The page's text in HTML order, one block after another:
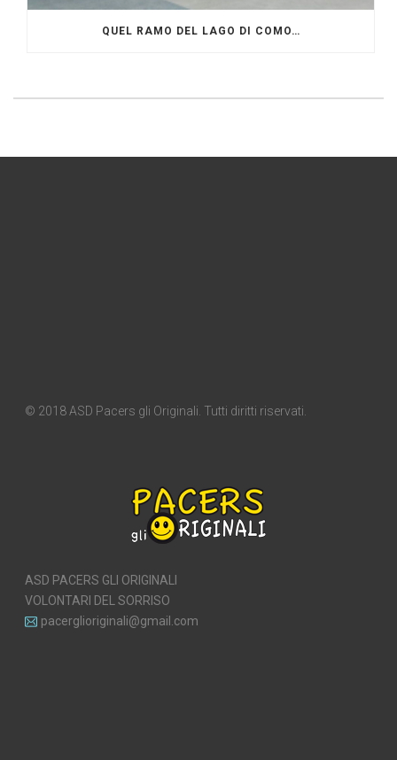
QUEL RAMO DEL LAGO DI COMO…
© 2018 ASD Pacers gli Originali. Tutti diritti riservati.
ASD PACERS GLI ORIGINALI
VOLONTARI DEL SORRISO
pacerglioriginali@gmail.com